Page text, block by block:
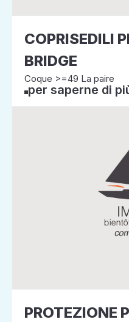
COPRISEDILI
BRIDGE
Coque >=49 La paire
per saperne di
PROTEZIONE